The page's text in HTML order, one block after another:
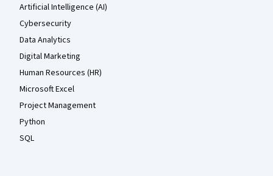
Artificial Intelligence (AI)
Cybersecurity
Data Analytics
Digital Marketing
Human Resources (HR)
Microsoft Excel
Project Management
Python
SQL